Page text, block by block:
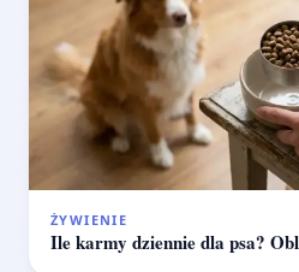
ŻYWIENIE
Ile karmy dziennie dla psa?